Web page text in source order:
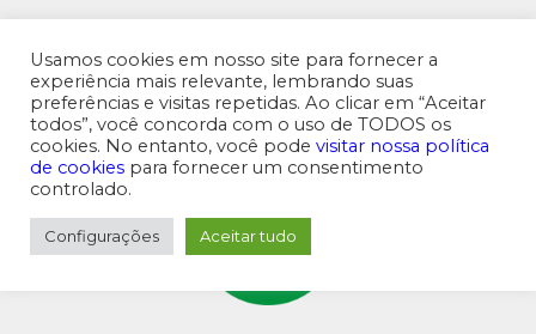
MENU SUPERIOR
Usamos cookies em nosso site para fornecer a
experiência mais relevante, lembrando suas
preferências e visitas repetidas. Ao clicar em “Aceitar
todos”, você concorda com o uso de TODOS os
cookies. No entanto, você pode visitar nossa política
de cookies para fornecer um consentimento
controlado.
Configurações Aceitar tudo